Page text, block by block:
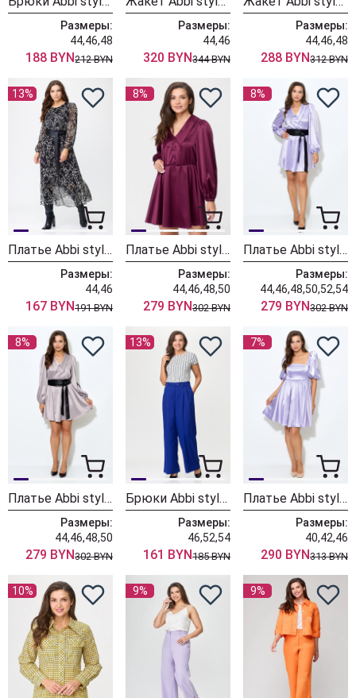
Размеры:
44,46,48
188 BYN212 BYN
Размеры:
44,46
320 BYN344 BYN
Размеры:
44,46,48
288 BYN312 BYN
13%
Платье Abbi style 1023 графит
Размеры:
44,46
167 BYN191 BYN
8%
Платье Abbi style 1017 вишня
Размеры:
44,46,48,50
279 BYN302 BYN
8%
Платье Abbi style 1017 лаванда
Размеры:
44,46,48,50,52,54
279 BYN302 BYN
8%
Платье Abbi style 1017 какао
Размеры:
44,46,48,50
279 BYN302 BYN
13%
Брюки Abbi style 2001 ультрамарин
Размеры:
46,52,54
161 BYN185 BYN
7%
Платье Abbi style 1007 лаванда
Размеры:
40,42,46
290 BYN313 BYN
10% 9% 9%